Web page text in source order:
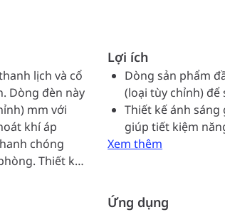
lịch và cổ
Dòng đèn này
mm với
khí áp
chóng
Thiết kế
Lợi ích
Dòng sản phẩm
(loại tùy chỉnh)
Thiết kế ánh
giúp tiết kiệm
Xem thêm
Ứng dụng